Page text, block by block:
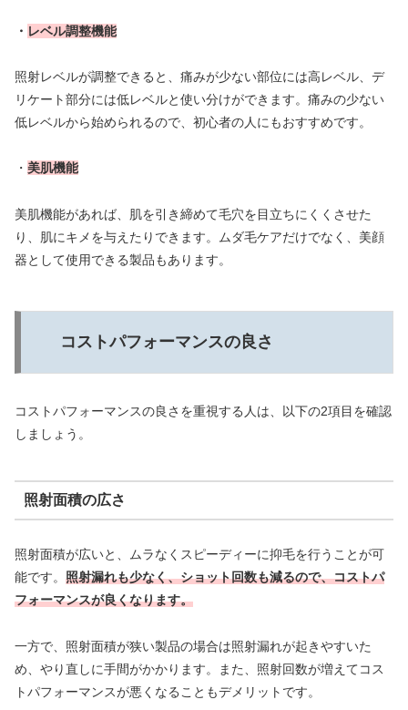
・ レベル調整機能
照射レベルが調整できると、痛みが少ない部位には高レベル、デ
リケート部分には低レベルと使い分けができます。痛みの少ない
低レベルから始められるので、初心者の人にもおすすめです。
・ 美肌機能
美肌機能があれば、肌を引き締めて毛穴を目立ちにくくさせた
り、肌にキメを与えたりできます。ムダ毛ケアだけでなく、美顔
器として使用できる製品もあります。
コストパフォーマンスの良さ
コストパフォーマンスの良さを重視する人は、以下の2項目を確認
しましょう。
照射面積の広さ
照射面積が広いと、ムラなくスピーディーに抑毛を行うことが可
能です。 照射漏れも少なく、ショット回数も減るので、コストパ
フォーマンスが良くなります。
一方で、照射面積が狭い製品の場合は照射漏れが起きやすいた
め、やり直しに手間がかかります。また、照射回数が増えてコス
トパフォーマンスが悪くなることもデメリットです。